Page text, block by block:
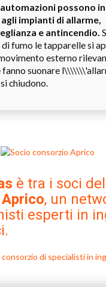
possono
impianti di allarme,
e antincendio.
di fumo le tapparelle si
esterno
fanno suonare
chiudono.
è tra i soci del
Aprico, un
esperti in
consorzio di specialisti in